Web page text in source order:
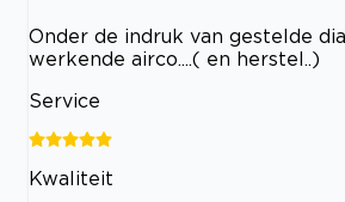
Onder de indruk van gestelde
werkende airco....( en herstel..)
Service
Kwaliteit